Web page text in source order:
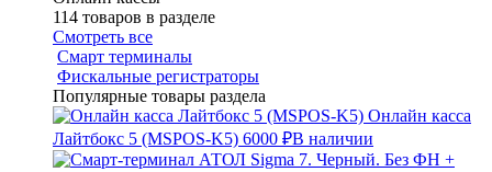
114 товаров в разделе
Смотреть все
Смарт терминалы
Фискальные регистраторы
Популярные товары раздела
Онлайн касса
Лайтбокс 5 (MSPOS-K5) 6000 ₽В наличии